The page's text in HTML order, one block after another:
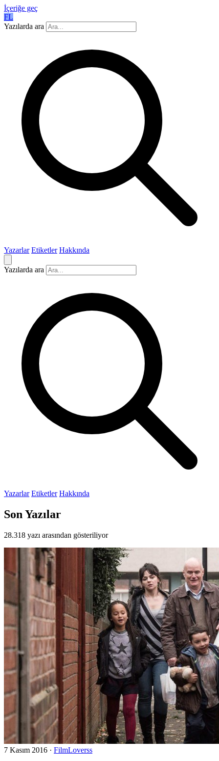
İçeriğe geç
FL
Yazılarda ara
Yazarlar Etiketler Hakkında
Yazılarda ara
Yazarlar Etiketler Hakkında
Son Yazılar
28.318 yazı arasından gösteriliyor
7 Kasım 2016 · FilmLoverss